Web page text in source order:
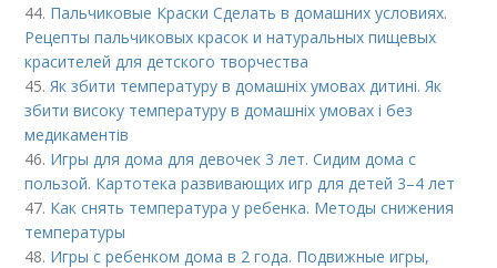
44. Пальчиковые Краски Сделать в домашних условиях.
Рецепты пальчиковых красок и натуральных пищевых
красителей для детского творчества
45.Як збити температуру в домашніх умовах дитині. Як
збити високу температуру в домашніх умовах і без
медикаментів
46. Игры для дома для девочек 3 лет. Сидим дома с
пользой. Картотека развивающих игр для детей 3–4 лет
47. Как снять температура у ребенка. Методы снижения
температуры
48. Игры с ребенком дома в 2 года. Подвижные игры,